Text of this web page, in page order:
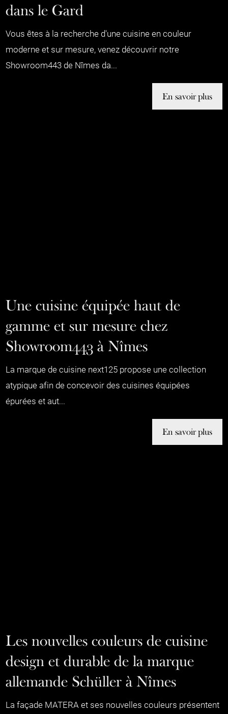
dans le Gard
Vous êtes à la recherche d'une cuisine en couleur
moderne et sur mesure, venez découvrir notre
Showroom443 de Nîmes da...
En savoir plus
Une cuisine équipée haut de
gamme et sur mesure chez
Showroom443 à Nîmes
La marque de cuisine next125 propose une collection
atypique afin de concevoir des cuisines équipées
épurées et aut...
En savoir plus
Les nouvelles couleurs de cuisine
design et durable de la marque
allemande Schüller à Nîmes
La façade MATERA et ses nouvelles couleurs présentent